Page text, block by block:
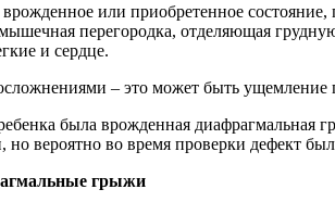
или приобретенное
перегородка, отделяющая
и сердце.
– это может быть ущемление
была врожденная диафрагмальная
но вероятно во время проверки дефект
грыжи